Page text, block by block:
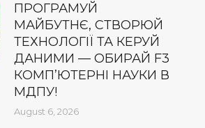
ПРОГРАМУЙ
МАЙБУТНЄ, СТВОРЮЙ
ТЕХНОЛОГІЇ ТА КЕРУЙ
ДАНИМИ — ОБИРАЙ F3
КОМП’ЮТЕРНІ НАУКИ В
МДПУ!
August 6, 2026